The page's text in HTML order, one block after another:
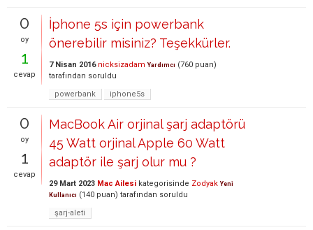
0
oy
1
cevap
İphone 5s için powerbank
önerebilir misiniz? Teşekkürler.
7 Nisan 2016 nicksizadam Yardımcı (760 puan)
tarafından soruldu
powerbank
iphone5s
0
oy
1
cevap
MacBook Air orjinal şarj adaptörü
45 Watt orjinal Apple 60 Watt
adaptör ile şarj olur mu ?
29 Mart 2023 Mac Ailesi kategorisinde Zodyak Yeni
Kullanıcı (140 puan) tarafından soruldu
şarj-aleti